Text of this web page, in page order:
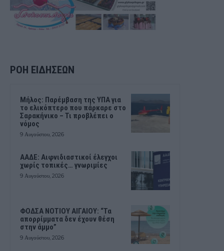
ΡΟΗ ΕΙΔΗΣΕΩΝ
Μήλος: Παρέμβαση της ΥΠΑ για
το ελικόπτερο που πάρκαρε στο
Σαρακήνικο – Τι προβλέπει ο
νόμος
9 Αυγούστου, 2026
ΑΑΔΕ: Αιφνιδιαστικοί έλεγχοι
χωρίς τοπικές… γνωριμίες
9 Αυγούστου, 2026
ΦΟΔΣΑ ΝΟΤΙΟΥ ΑΙΓΑΙΟΥ: “Τα
απορρίμματα δεν έχουν θέση
στην άμμο”
9 Αυγούστου, 2026